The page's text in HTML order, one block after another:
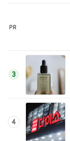
3
4
5